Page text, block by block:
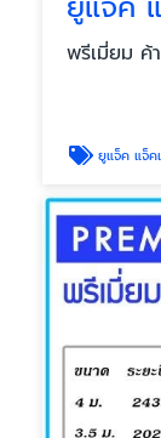
พรีเมี่ยม ค้
ยูแจ็ค แจ็ค